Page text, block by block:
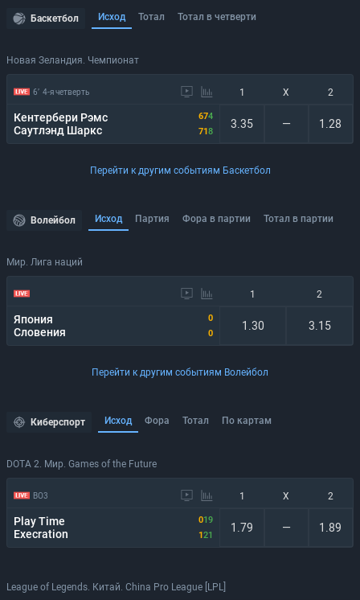
Баскетбол Исход Тотал Тотал в четверти
Новая Зеландия. Чемпионат
6’ 4-я четверть 1 X 2
Кентербери Рэмс
Саутлэнд Шаркс
67
71
4
8
3.35 — 1.28
Перейти к другим событиям Баскетбол
Волейбол Исход Партия Фора в партии Тотал в партии
Мир. Лига наций
1 2
Япония
Словения
0
0
1.30 3.15
Перейти к другим событиям Волейбол
Киберспорт Исход Фора Тотал По картам
DOTA 2. Мир. Games of the Future
BO3 1 X 2
Play Time
Execration
0
1
19
21
1.79 — 1.89
League of Legends. Китай. China Pro League [LPL]